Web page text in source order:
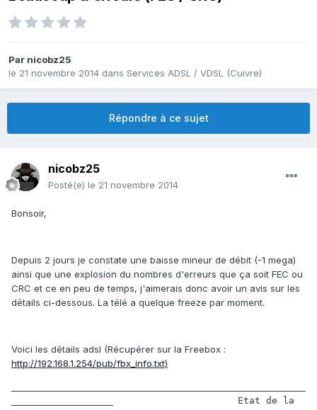
Par nicobz25
le 21 novembre 2014 dans Services ADSL / VDSL (Cuivre)
Répondre à ce sujet
nicobz25
Posté(e) le 21 novembre 2014
Bonsoir,
Depuis 2 jours je constate une baisse mineur de débit (-1 mega)
ainsi que une explosion du nombres d'erreurs que ça soit FEC ou
CRC et ce en peu de temps, j'aimerais donc avoir un avis sur les
détails ci-dessous. La télé a quelque freeze par moment.
Voici les détails adsl (Récupérer sur la Freebox :
http://192.168.1.254/pub/fbx_info.txt)
__________________                      Etat de la